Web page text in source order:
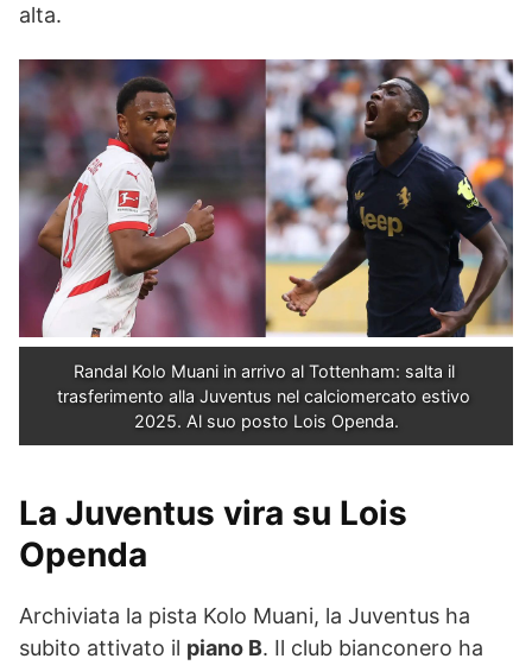
alta.
Randal Kolo Muani in arrivo al Tottenham: salta il
trasferimento alla Juventus nel calciomercato estivo
2025. Al suo posto Lois Openda.
La Juventus vira su Lois
Openda
Archiviata la pista Kolo Muani, la Juventus ha
subito attivato il piano B. Il club bianconero ha